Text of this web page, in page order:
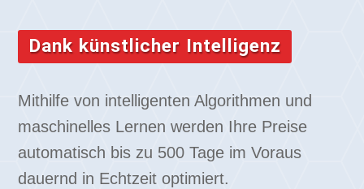
Dank künstlicher Intelligenz
Mithilfe von intelligenten Algorithmen und
maschinelles Lernen werden Ihre Preise
automatisch bis zu 500 Tage im Voraus
dauernd in Echtzeit optimiert.